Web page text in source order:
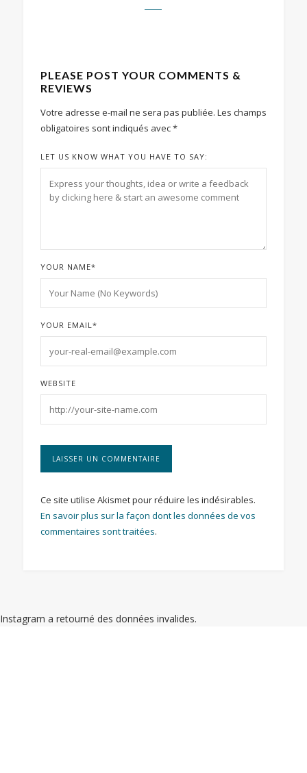
PLEASE POST YOUR COMMENTS &
REVIEWS
Votre adresse e-mail ne sera pas publiée. Les champs
obligatoires sont indiqués avec*
LET US KNOW WHAT YOU HAVE TO SAY:
YOUR NAME*
YOUR EMAIL*
WEBSITE
Ce site utilise Akismet pour réduire les indésirables.
En savoir plus sur la façon dont les données de vos
commentaires sont traitées.
Instagram a retourné des données invalides.